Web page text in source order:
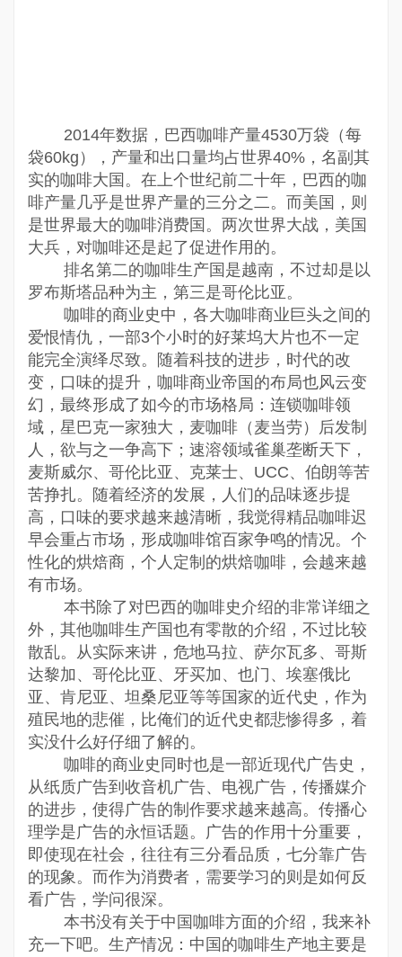
2014年数据，巴西咖啡产量4530万袋（每
袋60kg），产量和出口量均占世界40%，名副其
实的咖啡大国。在上个世纪前二十年，巴西的咖
啡产量几乎是世界产量的三分之二。而美国，则
是世界最大的咖啡消费国。两次世界大战，美国
大兵，对咖啡还是起了促进作用的。
排名第二的咖啡生产国是越南，不过却是以
罗布斯塔品种为主，第三是哥伦比亚。
咖啡的商业史中，各大咖啡商业巨头之间的
爱恨情仇，一部3个小时的好莱坞大片也不一定
能完全演绎尽致。随着科技的进步，时代的改
变，口味的提升，咖啡商业帝国的布局也风云变
幻，最终形成了如今的市场格局：连锁咖啡领
域，星巴克一家独大，麦咖啡（麦当劳）后发制
人，欲与之一争高下；速溶领域雀巢垄断天下，
麦斯威尔、哥伦比亚、克莱士、UCC、伯朗等苦
苦挣扎。随着经济的发展，人们的品味逐步提
高，口味的要求越来越清晰，我觉得精品咖啡迟
早会重占市场，形成咖啡馆百家争鸣的情况。个
性化的烘焙商，个人定制的烘焙咖啡，会越来越
有市场。
本书除了对巴西的咖啡史介绍的非常详细之
外，其他咖啡生产国也有零散的介绍，不过比较
散乱。从实际来讲，危地马拉、萨尔瓦多、哥斯
达黎加、哥伦比亚、牙买加、也门、埃塞俄比
亚、肯尼亚、坦桑尼亚等等国家的近代史，作为
殖民地的悲催，比俺们的近代史都悲惨得多，着
实没什么好仔细了解的。
咖啡的商业史同时也是一部近现代广告史，
从纸质广告到收音机广告、电视广告，传播媒介
的进步，使得广告的制作要求越来越高。传播心
理学是广告的永恒话题。广告的作用十分重要，
即使现在社会，往往有三分看品质，七分靠广告
的现象。而作为消费者，需要学习的则是如何反
看广告，学问很深。
本书没有关于中国咖啡方面的介绍，我来补
充一下吧。生产情况：中国的咖啡生产地主要是